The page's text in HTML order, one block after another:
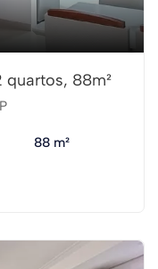
quartos, 88m²
88 m²